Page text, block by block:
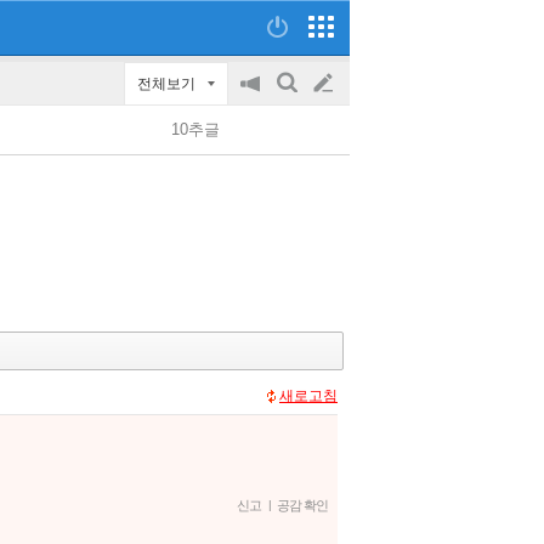
전체보기
공
on/off
검
글
쓰
10추글
새로고침
신고 | 공감 확인